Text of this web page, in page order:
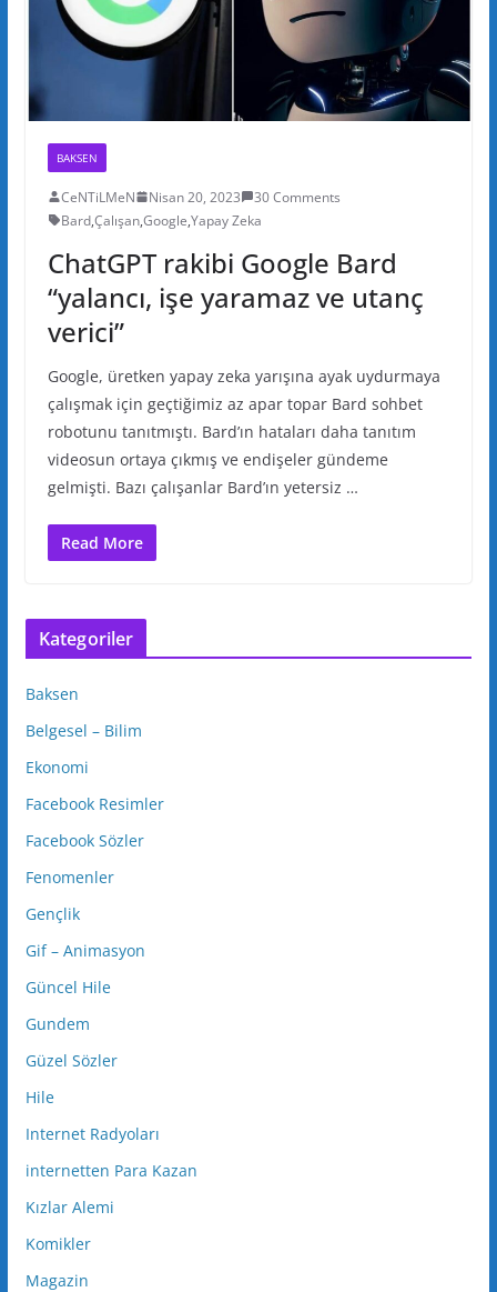
BAKSEN
CeNTiLMeN Nisan 20, 2023
30 Comments
Bard,Çalışan,Google,Yapay Zeka
ChatGPT rakibi Google Bard
“yalancı, işe yaramaz ve utanç
verici”
Google, üretken yapay zeka yarışına ayak uydurmaya
çalışmak için geçtiğimiz az apar topar Bard sohbet
robotunu tanıtmıştı. Bard’ın hataları daha tanıtım
videosun ortaya çıkmış ve endişeler gündeme
gelmişti. Bazı çalışanlar Bard’ın yetersiz …
Read More
Kategoriler
Baksen
Belgesel – Bilim
Ekonomi
Facebook Resimler
Facebook Sözler
Fenomenler
Gençlik
Gif – Animasyon
Güncel Hile
Gundem
Güzel Sözler
Hile
Internet Radyoları
internetten Para Kazan
Kızlar Alemi
Komikler
Magazin